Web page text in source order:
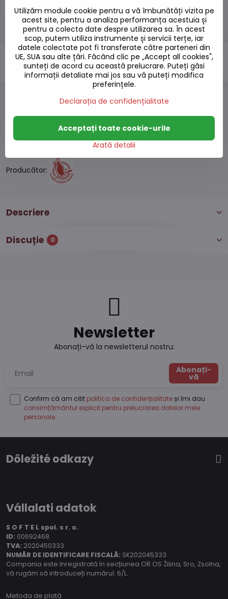
18,16 L
15,01 Lexcl. TVA
Adaugă la Coș
Adăugați la listă
Livrări
Producător:
Descriere
Discuție 0
Newsletter
Abonați-vă la newsletterul nostru:
Abonați-
vă
Confirm că am citit politica de confidențialitate și îmi dau
consimțământul explicit pentru prelucrarea datelor mele
personale.
Dôležité odkazy
Vállalati adatok
S O F T E L spol. s r. o.
ID: 00692468
TVA: 2020450333
NUMĂR DE IDENTIFICARE FISCALĂ: SK202045333
Compania este înregistrată în secțiunea OR OS Žilina, Sro, Zsolna,
vă rugăm să introduceți numărul: 6/L.
Metoda de plată
Utilizăm module cookie pentru a vă îmbunătăți vizita pe
acest site, pentru a analiza performanța acestuia și
pentru a colecta date despre utilizarea sa. În acest
scop, putem utiliza instrumente și servicii terțe, iar
datele colectate pot fi transferate către parteneri din
UE, SUA sau alte țări. Făcând clic pe „Accept all cookies",
sunteți de acord cu această prelucrare. Puteți găsi
informații detaliate mai jos sau vă puteți modifica
preferințele.
Declarația de confidențialitate
Arată detalii
Acceptați toate cookie-urile